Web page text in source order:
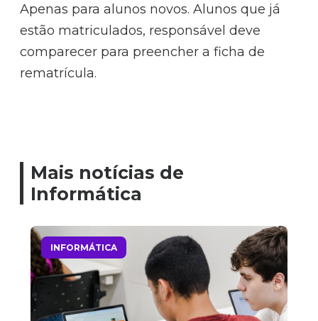
Apenas para alunos novos. Alunos que já
estão matriculados, responsável deve
comparecer para preencher a ficha de
rematrícula.
Mais notícias de
Informática
INFORMÁTICA